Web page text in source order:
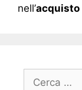
nell’acquisto
Ricerca